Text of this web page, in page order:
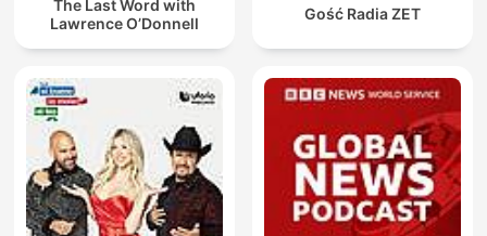
The Last Word with
Lawrence O’Donnell
Gość Radia ZET